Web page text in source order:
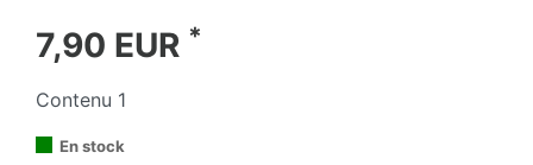
7,90 EUR *
Contenu 1
En stock